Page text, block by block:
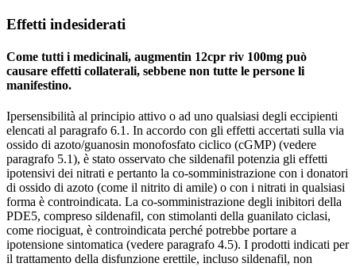
Effetti indesiderati
Come tutti i medicinali, augmentin 12cpr riv 100mg può
causare effetti collaterali, sebbene non tutte le persone li
manifestino.
Ipersensibilità al principio attivo o ad uno qualsiasi degli eccipienti
elencati al paragrafo 6.1. In accordo con gli effetti accertati sulla via
ossido di azoto/guanosin monofosfato ciclico (cGMP) (vedere
paragrafo 5.1), è stato osservato che sildenafil potenzia gli effetti
ipotensivi dei nitrati e pertanto la co-somministrazione con i donatori
di ossido di azoto (come il nitrito di amile) o con i nitrati in qualsiasi
forma è controindicata. La co-somministrazione degli inibitori della
PDE5, compreso sildenafil, con stimolanti della guanilato ciclasi,
come riociguat, è controindicata perché potrebbe portare a
ipotensione sintomatica (vedere paragrafo 4.5). I prodotti indicati per
il trattamento della disfunzione erettile, incluso sildenafil, non